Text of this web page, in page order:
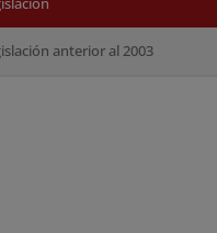
anterior al 2003